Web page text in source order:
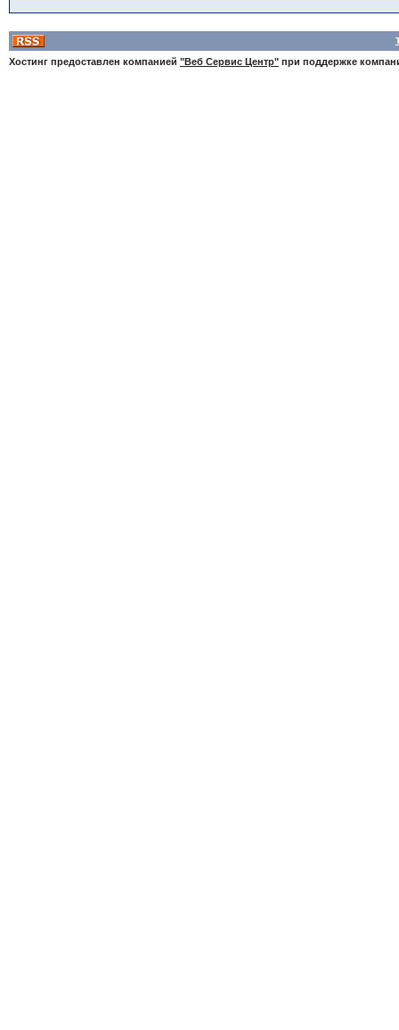
Хостинг предоставлен компанией "Веб Сервис Центр"при поддержке